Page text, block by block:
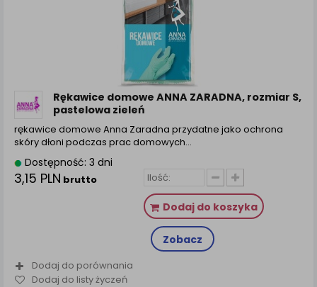
Rękawice domowe ANNA ZARADNA, rozmiar S,
pastelowa zieleń
rękawice domowe Anna Zaradna przydatne jako ochrona
skóry dłoni podczas prac domowych…
Dostępność: 3 dni
3,15 PLN brutto
Dodaj do koszyka
Zobacz
Dodaj do porównania
Dodaj do listy życzeń